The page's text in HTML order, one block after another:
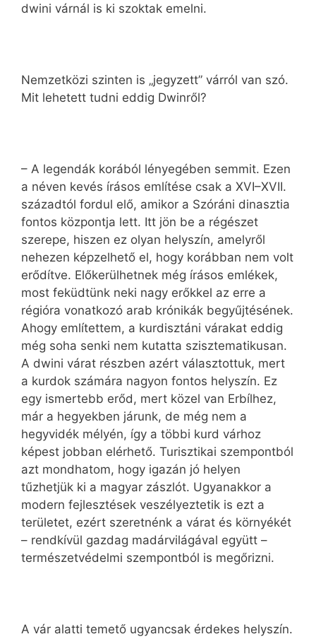
dwini várnál is ki szoktak emelni.
Nemzetközi szinten is „jegyzett” várról van szó.
Mit lehetett tudni eddig Dwinről?
– A legendák korából lényegében semmit. Ezen
a néven kevés írásos említése csak a XVI–XVII.
századtól fordul elő, amikor a Szóráni dinasztia
fontos központja lett. Itt jön be a régészet
szerepe, hiszen ez olyan helyszín, amelyről
nehezen képzelhető el, hogy korábban nem volt
erődítve. Előkerülhetnek még írásos emlékek,
most feküdtünk neki nagy erőkkel az erre a
régióra vonatkozó arab krónikák begyűjtésének.
Ahogy említettem, a kurdisztáni várakat eddig
még soha senki nem kutatta szisztematikusan.
A dwini várat részben azért választottuk, mert
a kurdok számára nagyon fontos helyszín. Ez
egy ismertebb erőd, mert közel van Erbílhez,
már a hegyekben járunk, de még nem a
hegyvidék mélyén, így a többi kurd várhoz
képest jobban elérhető. Turisztikai szempontból
azt mondhatom, hogy igazán jó helyen
tűzhetjük ki a magyar zászlót. Ugyanakkor a
modern fejlesztések veszélyeztetik is ezt a
területet, ezért szeretnénk a várat és környékét
– rendkívül gazdag madárvilágával együtt –
természetvédelmi szempontból is megőrizni.
A vár alatti temető ugyancsak érdekes helyszín.